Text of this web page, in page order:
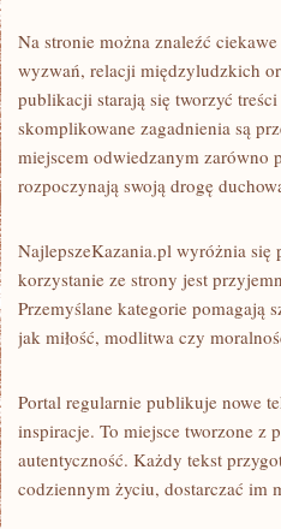
Na stronie można znaleźć
wyzwań, relacji międzyludzkich
publikacji starają się tworzyć
skomplikowane zagadnienia są
miejscem odwiedzanym zarówno
rozpoczynają swoją drogę
NajlepszeKazania.pl wyróżnia
korzystanie ze strony jest
Przemyślane kategorie pomagają
jak miłość, modlitwa czy
Portal regularnie publikuje nowe
inspiracje. To miejsce tworzone z
autentyczność. Każdy tekst
codziennym życiu, dostarczać im